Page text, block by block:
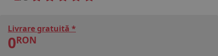
Livrare gratuită *
0RON